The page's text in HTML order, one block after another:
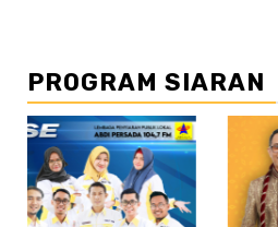
PROGRAM SIARAN
//2